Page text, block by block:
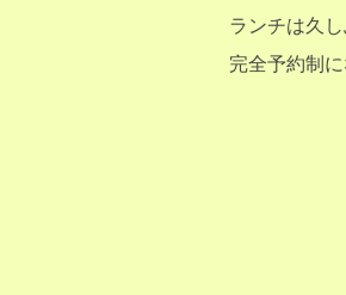
ランチは久
完全予約制